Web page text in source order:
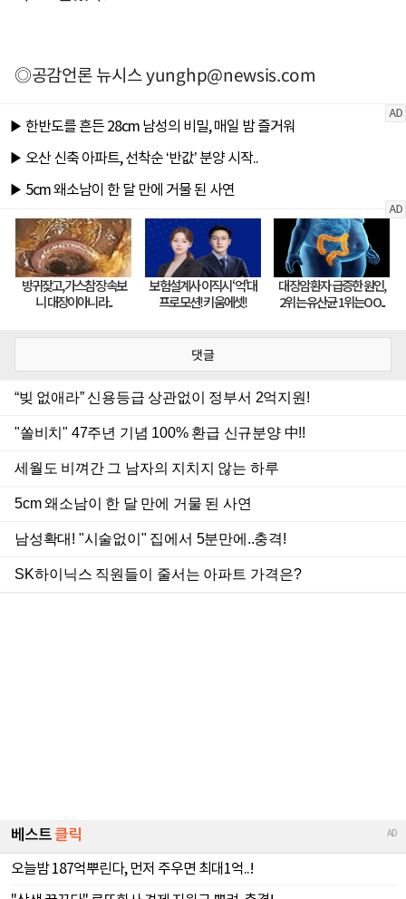
◎공감언론 뉴시스yunghp@newsis.com
댓글